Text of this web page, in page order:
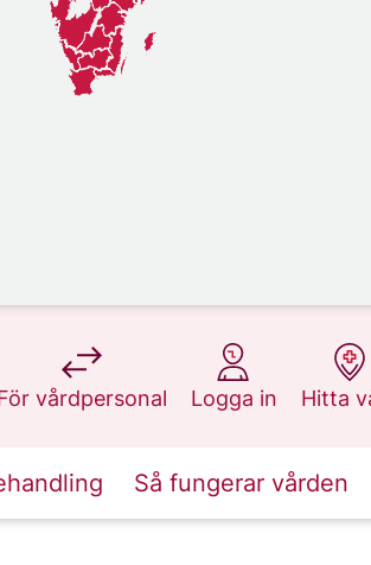
vårdpersonal
på 1177.se
Logga in
på 1177.se
Hitta
på
Så fungerar vården